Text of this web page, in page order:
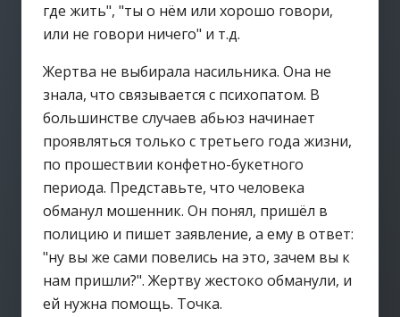
где жить", "ты о нём или хорошо говори,
или не говори ничего" и т.д.
Жертва не выбирала насильника. Она не
знала, что связывается с психопатом. В
большинстве случаев абьюз начинает
проявляться только с третьего года жизни,
по прошествии конфетно-букетного
периода. Представьте, что человека
обманул мошенник. Он понял, пришёл в
полицию и пишет заявление, а ему в ответ:
"ну вы же сами повелись на это, зачем вы к
нам пришли?". Жертву жестоко обманули, и
ей нужна помощь. Точка.